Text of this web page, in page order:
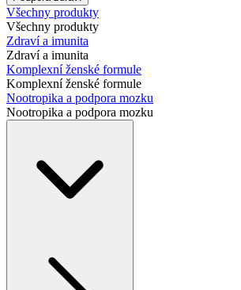
Všechny produkty
Všechny produkty
Zdraví a imunita
Zdraví a imunita
Komplexní ženské formule
Komplexní ženské formule
Nootropika a podpora mozku
Nootropika a podpora mozku